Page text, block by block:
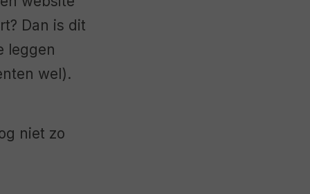
Dan is dit
leggen
wel).
niet zo